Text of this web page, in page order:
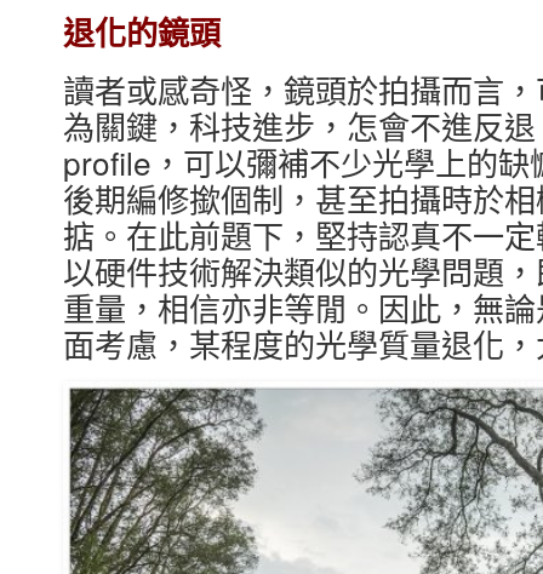
退化的鏡頭
讀者或感奇怪，鏡頭於拍攝而言
為關鍵，科技進步，怎會不進反
profile，可以彌補不少光學上的
後期編修撳個制，甚至拍攝時於
掂。在此前題下，堅持認真不一
以硬件技術解決類似的光學問題
重量，相信亦非等閒。因此，無
面考慮，某程度的光學質量退化